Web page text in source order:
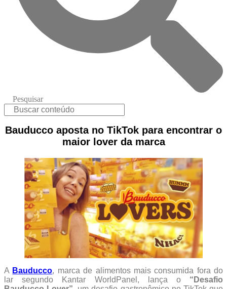
Pesquisar
Bauducco aposta no TikTok para encontrar o
maior lover da marca
A Bauducco, marca de alimentos mais consumida fora do
lar segundo Kantar WorldPanel, lança o “Desafio